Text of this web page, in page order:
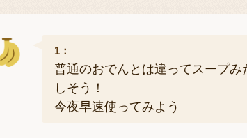
1：
普通のおでんとは違ってスープ
しそう！
今夜早速使ってみよう